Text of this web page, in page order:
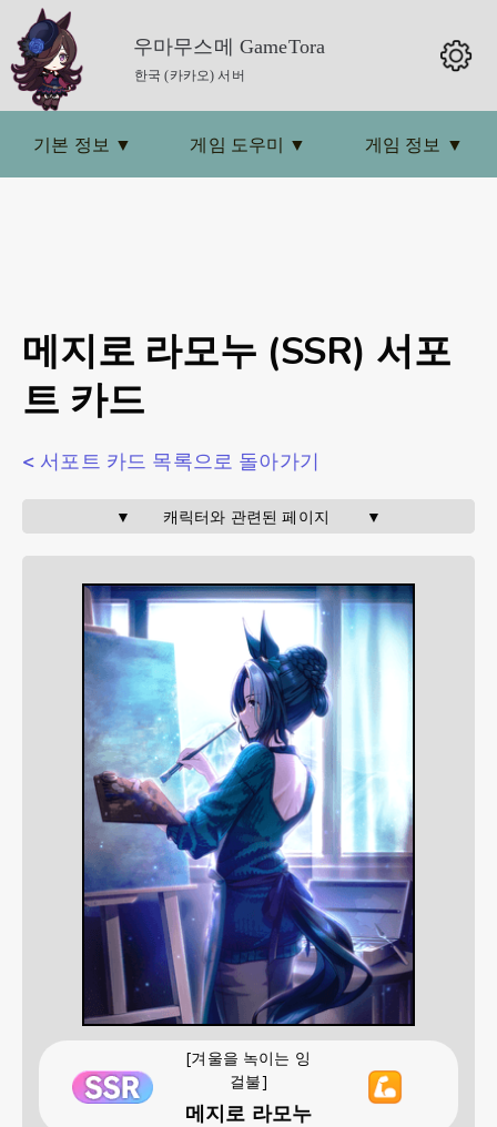
우마무스메 GameTora
한국 (카카오) 서버
기본 정보 ▼ 게임 도우미 ▼ 게임 정보 ▼
메지로 라모누 (SSR) 서포
트 카드
< 서포트 카드 목록으로 돌아가기
▼       캐릭터와 관련된 페이지        ▼
[겨울을 녹이는 잉
걸불]
메지로 라모누